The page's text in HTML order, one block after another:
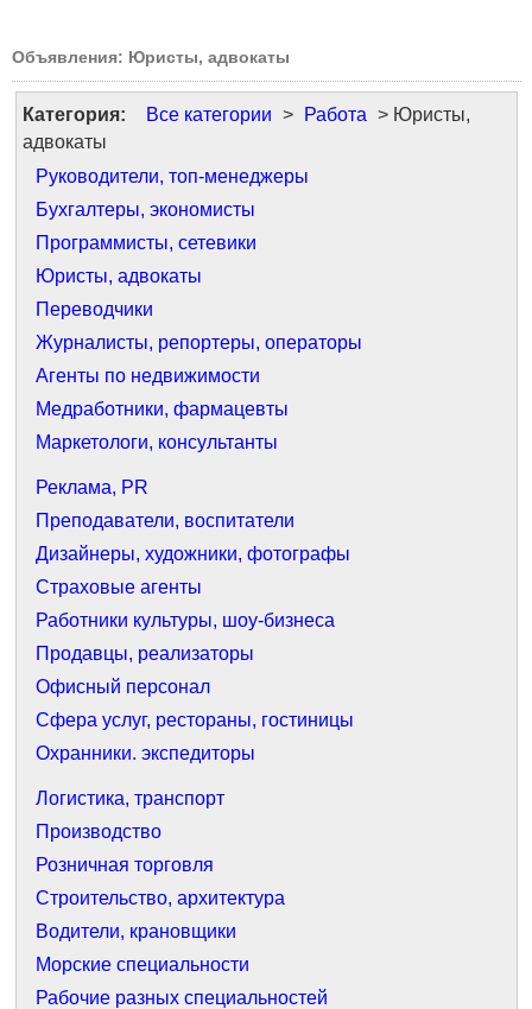
Объявления: Юристы, адвокаты
Категория: Все категории > Работа > Юристы,
адвокаты
Руководители, топ-менеджеры
Бухгалтеры, экономисты
Программисты, сетевики
Юристы, адвокаты
Переводчики
Журналисты, репортеры, операторы
Агенты по недвижимости
Медработники, фармацевты
Маркетологи, консультанты
Реклама, PR
Преподаватели, воспитатели
Дизайнеры, художники, фотографы
Страховые агенты
Работники культуры, шоу-бизнеса
Продавцы, реализаторы
Офисный персонал
Сфера услуг, рестораны, гостиницы
Охранники. экспедиторы
Логистика, транспорт
Производство
Розничная торговля
Строительство, архитектура
Водители, крановщики
Морские специальности
Рабочие разных специальностей